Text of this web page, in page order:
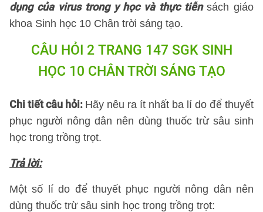
dụng của virus trong y học và thực tiễn sách giáo
khoa Sinh học 10 Chân trời sáng tạo.
CÂU HỎI 2 TRANG 147 SGK SINH
HỌC 10 CHÂN TRỜI SÁNG TẠO
Chi tiết câu hỏi: Hãy nêu ra ít nhất ba lí do để thuyết
phục người nông dân nên dùng thuốc trừ sâu sinh
học trong trồng trọt.
Trả lời:
Một số lí do để thuyết phục người nông dân nên
dùng thuốc trừ sâu sinh học trong trồng trọt: